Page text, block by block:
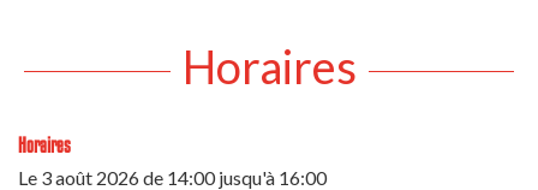
Horaires
Horaires
Le 3 août 2026de 14:00 jusqu'à 16:00